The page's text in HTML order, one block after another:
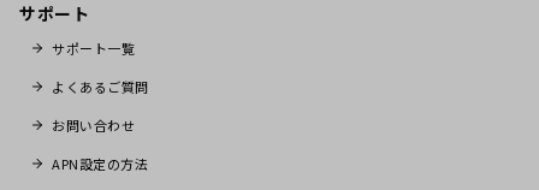
サポート
サポート一覧
よくあるご質問
お問い合わせ
APN設定の方法